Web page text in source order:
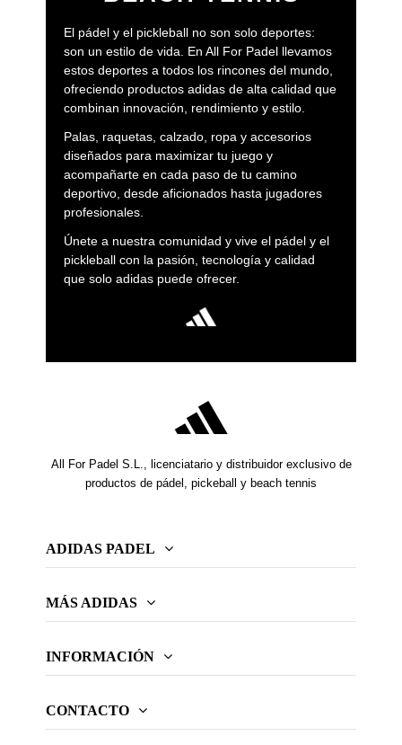
modelos de gama superior mientras realizas una
compra inteligente.
El pádel y el pickleball no son solo deportes:
son un estilo de vida. En All For Padel llevamos
estos deportes a todos los rincones del mundo,
ofreciendo productos adidas de alta calidad que
combinan innovación, rendimiento y estilo.
Palas, raquetas, calzado, ropa y accesorios
diseñados para maximizar tu juego y
acompañarte en cada paso de tu camino
deportivo, desde aficionados hasta jugadores
profesionales.
Únete a nuestra comunidad y vive el pádel y el
pickleball con la pasión, tecnología y calidad
que solo adidas puede ofrecer.
All For Padel S.L., licenciatario y distribuidor exclusivo de
productos de pádel, pickeball y beach tennis
ADIDAS PADEL
MÁS ADIDAS
INFORMACIÓN
CONTACTO